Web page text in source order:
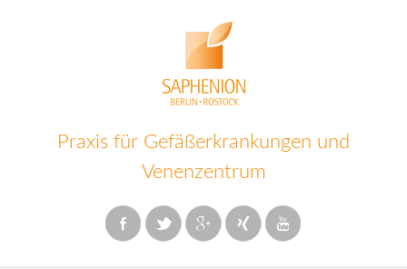
Praxis für Gefäßerkrankungen und
Venenzentrum